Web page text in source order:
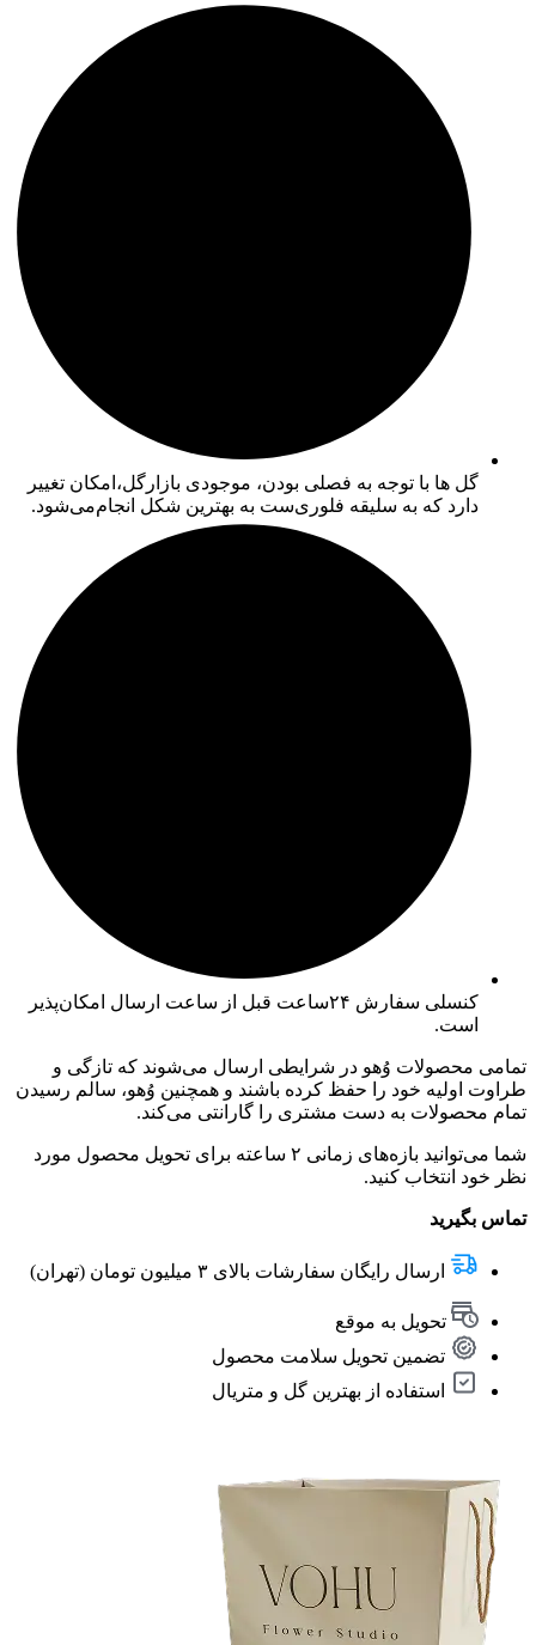
گل ها با توجه به فصلی بودن، موجودی بازارگل،امکان تغییر
دارد که به سلیقه فلوری‌ست به بهترین شکل انجام‌می‌شود.
کنسلی سفارش ۲۴ساعت قبل از ساعت ارسال امکان‌پذیر
است.
تمامی محصولات وُهو در شرایطی ارسال می‌شوند که تازگی و
طراوت اولیه خود را حفظ کرده باشند و همچنین وُهو، سالم رسیدن
تمام محصولات به دست مشتری را گارانتی می‌کند.
شما می‌توانید بازه‌های زمانی ۲ ساعته برای تحویل محصول مورد
نظر خود انتخاب کنید.
تماس بگیرید
ارسال رایگان سفارشات بالای ۳ میلیون تومان (تهران)
تحویل به موقع
تضمین تحویل سلامت محصول
استفاده از بهترین گل و متریال